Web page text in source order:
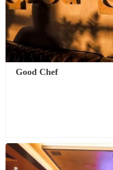
Good Chef